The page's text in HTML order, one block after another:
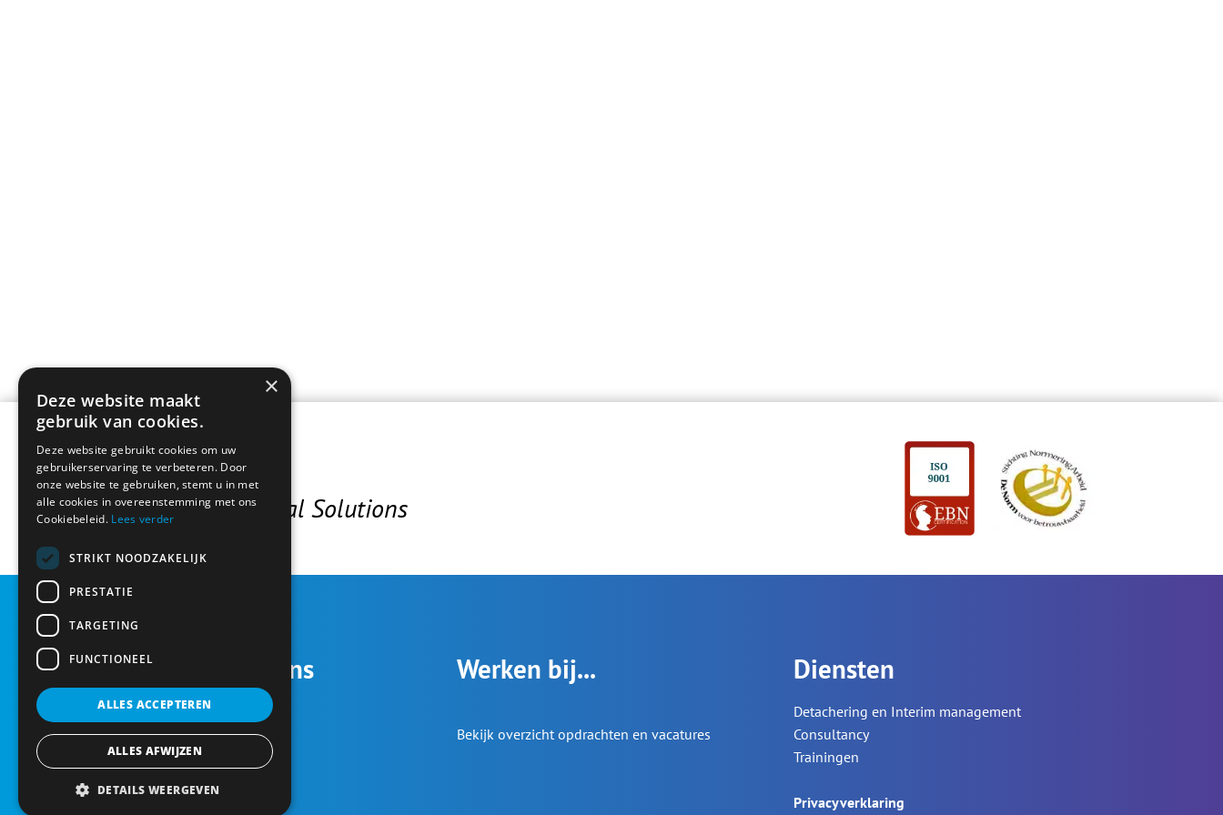
RA'Quel
Leading Financial Solutions
Contactgegevens
Friendshipring 20
2631 ME Nootdorp
Tel.: 085 4019624
Werken bij...
Bekijk overzicht opdrachten en vacatures
Diensten
Detachering en Interim management
Consultancy
Trainingen
Privacyverklaring
×
Deze website maakt
gebruik van cookies.
Deze website gebruikt cookies om uw
gebruikerservaring te verbeteren. Door
onze website te gebruiken, stemt u in met
alle cookies in overeenstemming met ons
Cookiebeleid. Lees verder
STRIKT NOODZAKELIJK
PRESTATIE
TARGETING
FUNCTIONEEL
ALLES ACCEPTEREN
ALLES AFWIJZEN
DETAILS WEERGEVEN